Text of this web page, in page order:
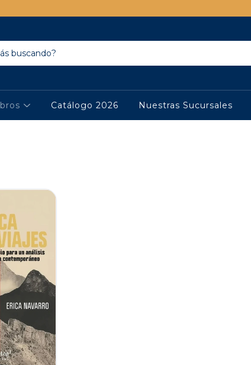
Catálogo 2026 Nuestras Sucursales